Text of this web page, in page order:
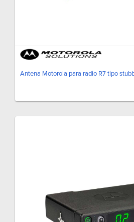
Antena Motorola para radio R7 tipo